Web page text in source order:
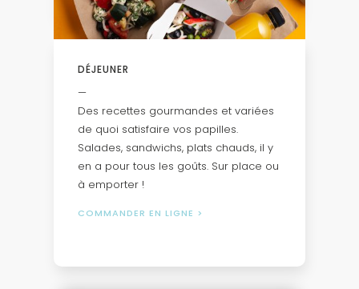
DÉJEUNER
—
Des recettes gourmandes et variées
de quoi satisfaire vos papilles.
Salades, sandwichs, plats chauds, il y
en a pour tous les goûts. Sur place ou
à emporter !
COMMANDER EN LIGNE >